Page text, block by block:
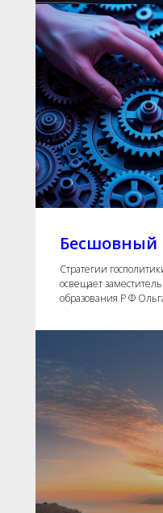
Бесшовный
Стратегии
освещает
образования Р Ф